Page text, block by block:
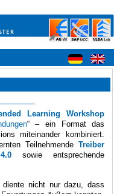
Learning Workshop
“ – ein Format das
miteinander kombiniert.
TeilnehmendeTreiber
sowie entsprechende
diente nicht nur dazu, dass